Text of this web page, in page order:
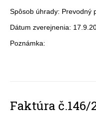
Spôsob úhrady: Prevodný
Dátum zverejnenia:
Poznámka:
Faktúra č.146/